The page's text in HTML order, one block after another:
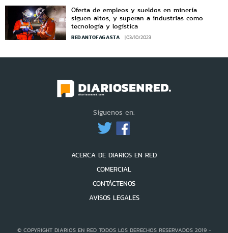
Oferta de empleos y sueldos en minería
siguen altos, y superan a industrias como
tecnología y logística
REDANTOFAGASTA 03/10/2023
Síguenos en:
ACERCA DE DIARIOS EN RED
COMERCIAL
CONTÁCTENOS
AVISOS LEGALES
© COPYRIGHT DIARIOS EN RED TODOS LOS DERECHOS RESERVADOS 2019 -